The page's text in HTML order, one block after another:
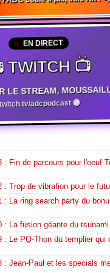
EN DIRECT
TWITCH 📺
LE STREAM,
adcpodcast 🟣
: Fin de parcours pour l'oeuf
: Trop de vibrafion pour le
: La ring search party du
: La fusion géante du tsunami
: Le PQ-Thon du templier qui
: Jean-Paul et les specials